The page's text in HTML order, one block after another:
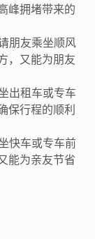
峰拥堵带来的
朋友乘坐顺风
，又能为朋友
出租车或专车
保行程的顺利
快车或专车前
能为亲友节省